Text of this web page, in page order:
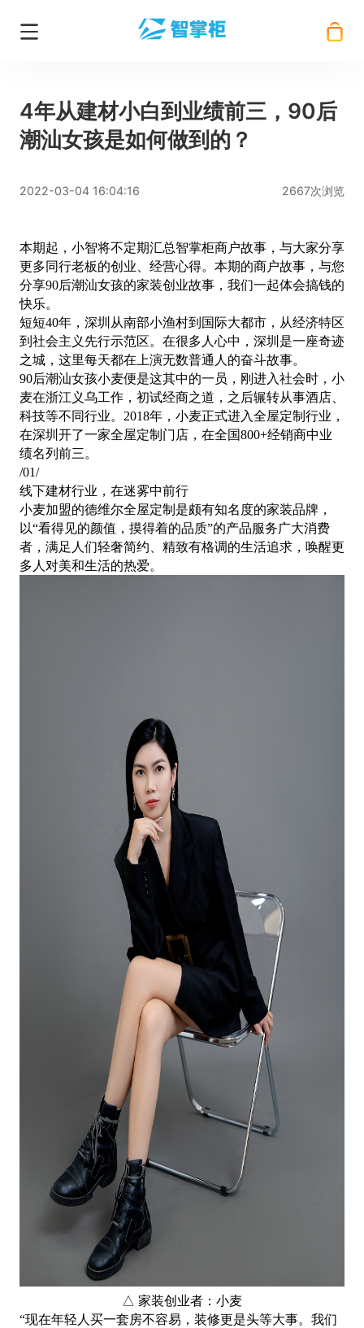
4年从建材小白到业绩前三，90后
潮汕女孩是如何做到的？
2022-03-04 16:04:16 2667次浏览
本期起，小智将不定期汇总智掌柜商户故事，与大家分享
更多同行老板的创业、经营心得。本期的商户故事，与您
分享90后潮汕女孩的家装创业故事，我们一起体会搞钱的
快乐。
短短40年，深圳从南部小渔村到国际大都市，从经济特区
到社会主义先行示范区。在很多人心中，深圳是一座奇迹
之城，这里每天都在上演无数普通人的奋斗故事。
90后潮汕女孩小麦便是这其中的一员，刚进入社会时，小
麦在浙江义乌工作，初试经商之道，之后辗转从事酒店、
科技等不同行业。2018年，小麦正式进入全屋定制行业，
在深圳开了一家全屋定制门店，在全国800+经销商中业
绩名列前三。
/01/
线下建材行业，在迷雾中前行
小麦加盟的德维尔全屋定制是颇有知名度的家装品牌，
以“看得见的颜值，摸得着的品质”的产品服务广大消费
者，满足人们轻奢简约、精致有格调的生活追求，唤醒更
多人对美和生活的热爱。
△ 家装创业者：小麦
“现在年轻人买一套房不容易，装修更是头等大事。我们